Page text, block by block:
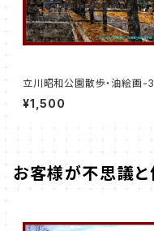
立川昭和公園散歩・油絵画-3
¥1,500
お客様が不思議